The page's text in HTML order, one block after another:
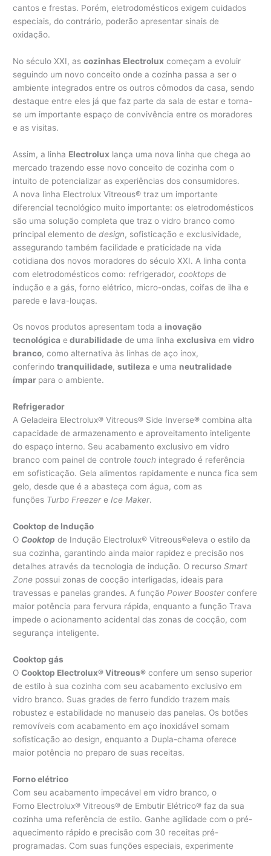
cantos e frestas. Porém, eletrodomésticos exigem cuidados
especiais, do contrário, poderão apresentar sinais de
oxidação.
No século XXI, ascozinhas Electrolux começam a evoluir
seguindo um novo conceito onde a cozinha passa a ser o
ambiente integrados entre os outros cômodos da casa, sendo
destaque entre eles já que faz parte da sala de estar e torna-
se um importante espaço de convivência entre os moradores
e as visitas.
Assim, a linha Electrolux lança uma nova linha que chega ao
mercado trazendo esse novo conceito de cozinha com o
intuito de potencializar as experiências dos consumidores.
A nova linha Electrolux Vitreous® traz um importante
diferencial tecnológico muito importante: os eletrodomésticos
são uma solução completa que traz o vidro branco como
principal elemento dedesign, sofisticação e exclusividade,
assegurando também facilidade e praticidade na vida
cotidiana dos novos moradores do século XXI. A linha conta
com eletrodomésticos como: refrigerador,cooktops de
indução e a gás, forno elétrico, micro-ondas, coifas de ilha e
parede e lava-louças.
Os novos produtos apresentam toda a inovação
tecnológica e durabilidade de uma linhaexclusiva emvidro
branco, como alternativa às linhas de aço inox,
conferindotranquilidade,sutileza e uma neutralidade
ímpar para o ambiente.
Refrigerador
A Geladeira Electrolux® Vitreous® Side Inverse® combina alta
capacidade de armazenamento e aproveitamento inteligente
do espaço interno. Seu acabamento exclusivo em vidro
branco com painel de controle touch integrado é referência
em sofisticação. Gela alimentos rapidamente e nunca fica sem
gelo, desde que é a abasteça com água, com as
funções Turbo FreezereIce Maker.
Cooktop de Indução
O Cooktop de Indução Electrolux® Vitreous®eleva o estilo da
sua cozinha, garantindo ainda maior rapidez e precisão nos
detalhes através da tecnologia de indução. O recursoSmart
Zone possui zonas de cocção interligadas, ideais para
travessas e panelas grandes. A função Power Boosterconfere
maior potência para fervura rápida, enquanto a função Trava
impede o acionamento acidental das zonas de cocção, com
segurança inteligente.
Cooktop gás
OCooktop Electrolux® Vitreous® confere um senso superior
de estilo à sua cozinha com seu acabamento exclusivo em
vidro branco. Suas grades de ferro fundido trazem mais
robustez e estabilidade no manuseio das panelas. Os botões
removíveis com acabamento em aço inoxidável somam
sofisticação ao design, enquanto a Dupla-chama oferece
maior potência no preparo de suas receitas.
Forno elétrico
Com seu acabamento impecável em vidro branco, o
Forno Electrolux® Vitreous® de Embutir Elétrico® faz da sua
cozinha uma referência de estilo. Ganhe agilidade com o pré-
aquecimento rápido e precisão com 30 receitas pré-
programadas. Com suas funções especiais, experimente